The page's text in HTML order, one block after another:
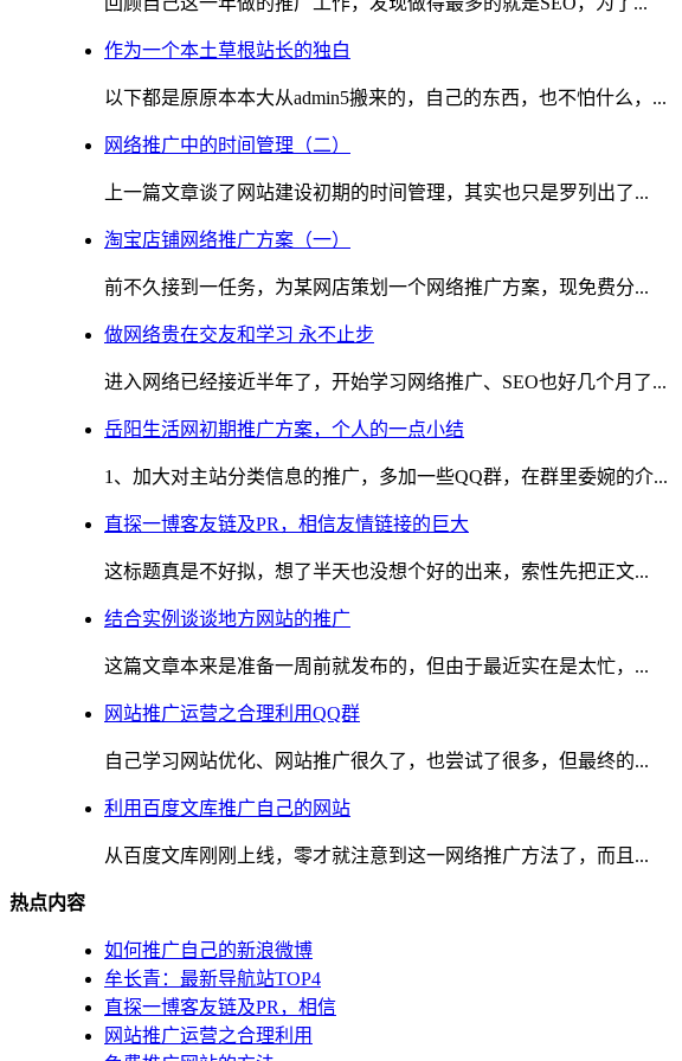
作为一个本土草根站长的独白
以下都是原原本本大从admin5搬来的，自己的东西，也不怕什么，...
网络推广中的时间管理（二）
上一篇文章谈了网站建设初期的时间管理，其实也只是罗列出了...
淘宝店铺网络推广方案（一）
前不久接到一任务，为某网店策划一个网络推广方案，现免费分...
做网络贵在交友和学习 永不止步
进入网络已经接近半年了，开始学习网络推广、SEO也好几个月了...
岳阳生活网初期推广方案，个人的一点小结
1、加大对主站分类信息的推广，多加一些QQ群，在群里委婉的介...
直探一博客友链及PR，相信友情链接的巨大
这标题真是不好拟，想了半天也没想个好的出来，索性先把正文...
结合实例谈谈地方网站的推广
这篇文章本来是准备一周前就发布的，但由于最近实在是太忙，...
网站推广运营之合理利用QQ群
自己学习网站优化、网站推广很久了，也尝试了很多，但最终的...
利用百度文库推广自己的网站
从百度文库刚刚上线，零才就注意到这一网络推广方法了，而且...
热点内容
如何推广自己的新浪微博
牟长青：最新导航站TOP4
直探一博客友链及PR，相信
网站推广运营之合理利用